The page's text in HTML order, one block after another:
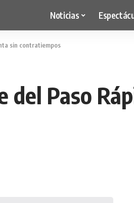
Noticias
sin contratiempos
Paso